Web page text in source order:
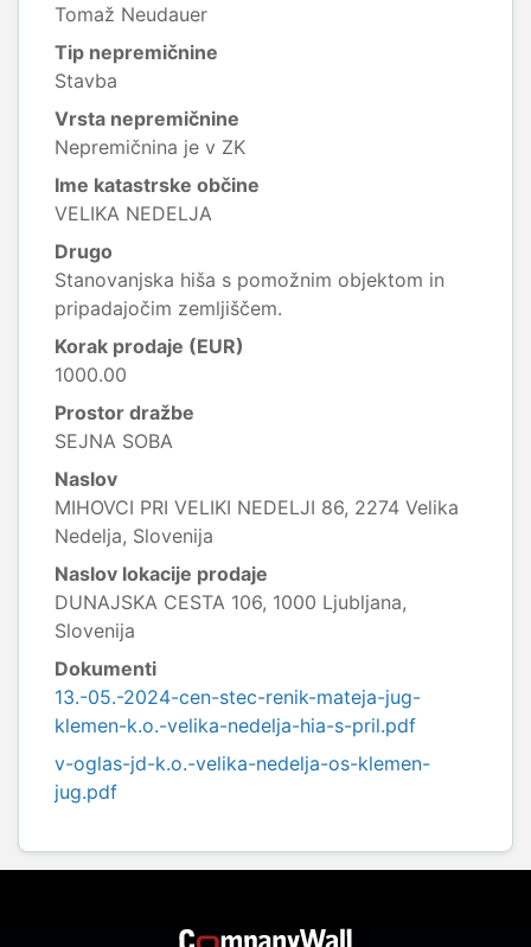
Tomaž Neudauer
Tip nepremičnine
Stavba
Vrsta nepremičnine
Nepremičnina je v ZK
Ime katastrske občine
VELIKA NEDELJA
Drugo
Stanovanjska hiša s pomožnim objektom in
pripadajočim zemljiščem.
Korak prodaje (EUR)
1000.00
Prostor dražbe
SEJNA SOBA
Naslov
MIHOVCI PRI VELIKI NEDELJI 86, 2274 Velika
Nedelja, Slovenija
Naslov lokacije prodaje
DUNAJSKA CESTA 106, 1000 Ljubljana,
Slovenija
Dokumenti
13.-05.-2024-cen-stec-renik-mateja-jug-
klemen-k.o.-velika-nedelja-hia-s-pril.pdf
v-oglas-jd-k.o.-velika-nedelja-os-klemen-
jug.pdf